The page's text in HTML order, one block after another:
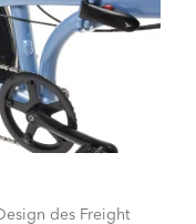
des Freight